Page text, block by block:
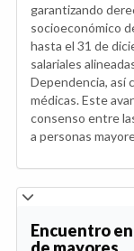
garantizando
socioeconómico
hasta el 31 de
salariales
Dependencia, así
médicas. Este
consenso entre
a personas
Encuentro